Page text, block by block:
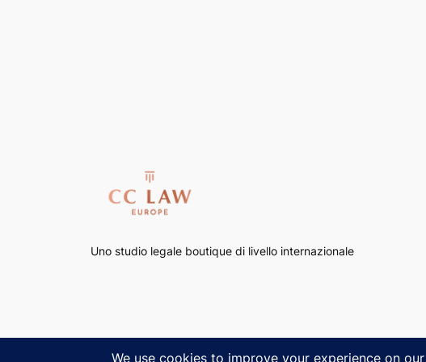
Uno studio legale boutique di livello internazionale